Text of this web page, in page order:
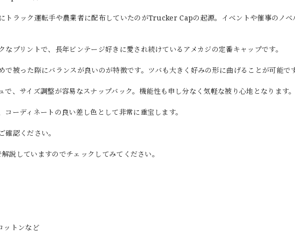
トラック運転手や農業者に配布していたのがTrucker Capの起源。イベントや催事のノベ
プリントで、長年ビンテージ好きに愛され続けているアメカジの定番キャップです。
で被った際にバランスが良いのが特徴です。ツバも大きく好みの形に曲げることが可能で
で、サイズ調整が容易なスナップバック。機能性も申し分なく気軽な被り心地となります
ーディネートの良い差し色として非常に重宝します。
確認ください。
説していますのでチェックしてみてください。
ットンなど